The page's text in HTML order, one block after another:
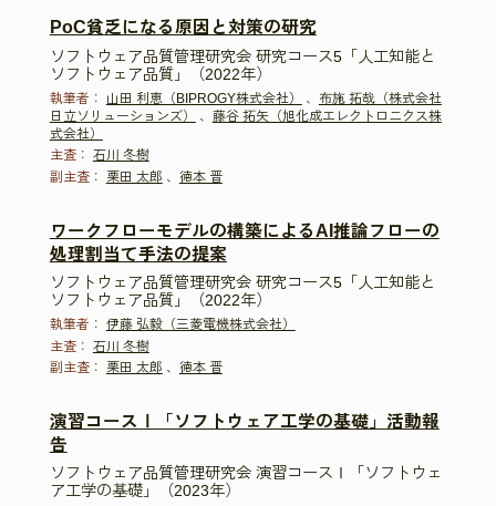
PoC貧乏になる原因と対策の研究
ソフトウェア品質管理研究会 研究コース5「人工知能と
ソフトウェア品質」（2022年）
執筆者： 山田 利恵（BIPROGY株式会社） 、 布施 拓哉（株式会社
日立ソリューションズ）
、 藤谷 拓矢（旭化成エレクトロニクス株
式会社）
主査： 石川 冬樹
副主査：
栗田 太郎 、 徳本 晋
ワークフローモデルの構築によるAI推論フローの
処理割当て手法の提案
ソフトウェア品質管理研究会 研究コース5「人工知能と
ソフトウェア品質」（2022年）
執筆者： 伊藤 弘毅（三菱電機株式会社）
主査： 石川 冬樹
副主査：
栗田 太郎 、 徳本 晋
演習コースⅠ「ソフトウェア工学の基礎」活動報
告
ソフトウェア品質管理研究会 演習コースⅠ「ソフトウェ
ア工学の基礎」（2023年）